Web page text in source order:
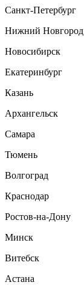
Санкт-Петербург
Нижний Новгород
Новосибирск
Екатеринбург
Казань
Архангельск
Самара
Тюмень
Волгоград
Краснодар
Ростов-на-Дону
Минск
Витебск
Астана